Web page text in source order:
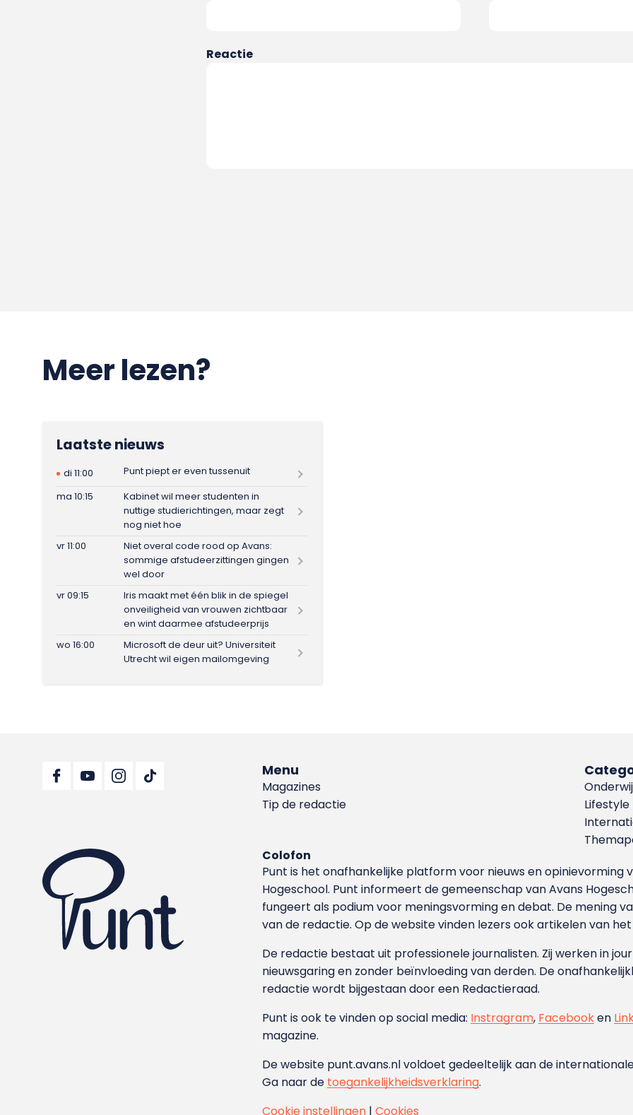
Reactie
Meer lezen?
Laatste nieuws
di 11:00
Punt piept er even tussenuit
ma 10:15
Kabinet wil meer studenten in
nuttige studierichtingen, maar zegt
nog niet hoe
vr 11:00
Niet overal code rood op Avans:
sommige afstudeerzittingen gingen
wel door
vr 09:15
Iris maakt met één blik in de spiegel
onveiligheid van vrouwen zichtbaar
en wint daarmee afstudeerprijs
wo 16:00
Microsoft de deur uit? Universiteit
Utrecht wil eigen mailomgeving
Menu
Magazines
Tip de redactie
Lifestyle
Colofon
Punt is het onafhankelijke platform voor nieuws en
Hoge­school. Punt informeert de gemeenschap van Avans
fungeert als podium voor meningsvorming en debat. De mening
van de redactie. Op de website vinden lezers ook artikelen van
De redactie bestaat uit professionele journalisten. Zij werken in
nieuwsgaring en zonder beïnvloeding van derden. De
redactie wordt bijgestaan door een Redactieraad.
Punt is ook te vinden op social media: Instragram, Facebooken
magazine.
De website punt.avans.nl voldoet gedeeltelijk aan de
Ga naar de toegankelijkheidsverklaring.
Cookie instellingen |Cookies